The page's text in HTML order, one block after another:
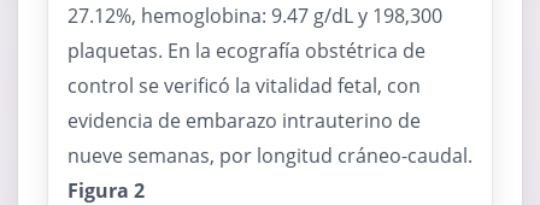
27.12%, hemoglobina: 9.47 g/dL y 198,300
plaquetas. En la ecografía obstétrica de
control se verificó la vitalidad fetal, con
evidencia de embarazo intrauterino de
nueve semanas, por longitud cráneo-caudal.
Figura 2